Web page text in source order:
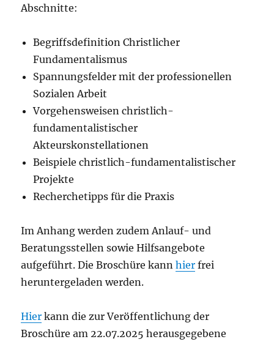
Abschnitte:
Begriffsdefinition Christlicher
Fundamentalismus
Spannungsfelder mit der professionellen
Sozialen Arbeit
Vorgehensweisen christlich-
fundamentalistischer
Akteurskonstellationen
Beispiele christlich-fundamentalistischer
Projekte
Recherchetipps für die Praxis
Im Anhang werden zudem Anlauf- und
Beratungsstellen sowie Hilfsangebote
aufgeführt. Die Broschüre kannhier frei
heruntergeladen werden.
Hier kann die zur Veröffentlichung der
Broschüre am 22.07.2025 herausgegebene